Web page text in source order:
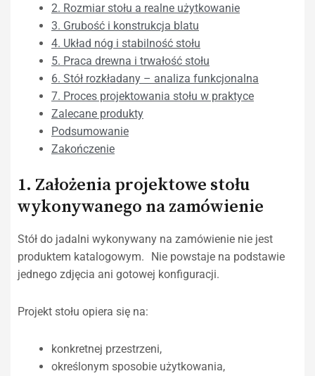
2. Rozmiar stołu a realne użytkowanie
3. Grubość i konstrukcja blatu
4. Układ nóg i stabilność stołu
5. Praca drewna i trwałość stołu
6. Stół rozkładany – analiza funkcjonalna
7. Proces projektowania stołu w praktyce
Zalecane produkty
Podsumowanie
Zakończenie
1. Założenia projektowe stołu
wykonywanego na zamówienie
Stół do jadalni wykonywany na zamówienie nie jest
produktem katalogowym. Nie powstaje na podstawie
jednego zdjęcia ani gotowej konfiguracji.
Projekt stołu opiera się na:
konkretnej przestrzeni,
określonym sposobie użytkowania,